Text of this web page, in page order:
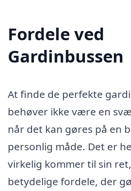
Fordele ved
Gardinbussen
At finde de perfekte
behøver ikke være en
når det kan gøres på en
personlig måde. Det er
virkelig kommer til sin
betydelige fordele, der